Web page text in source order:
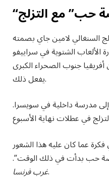
حب” مع التزلج
السنغالي لامين جاي بصمته
الألعاب الشتوية في سراييفو
من أفريقيا جنوب الصحراء الكبرى
يفعل ذلك.
مدرسة داخلية في سويسرا.
عما كان عليه هذا الشعور
قصة حب بدأت في ذلك الوقت”.
غرب فرنسا.